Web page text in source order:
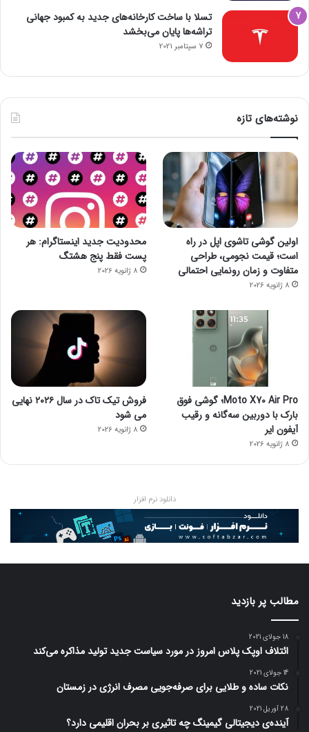
تسلا با ساخت کارخانه‌های جدید به کمبود جهانی
تراشه‌ها پایان می‌بخشد
7 سپتامبر 2021
نوشته‌های تازه
اولین گوشی تاشوی اپل در راه
است؛ قیمت نجومی، طراحی
متفاوت و زمان رونمایی احتمالی
8 ژانویه 2026
محدودیت جدید اینستاگرام: هر
پست فقط پنج هشتگ
8 ژانویه 2026
Moto X70 Air Pro؛ گوشی فوق
بارک با دوربین سه‌گانه و رقیب
آیفون ایر
8 ژانویه 2026
فروش تیک تاک در سال ۲۰۲۶ نهایی
می شود
8 ژانویه 2026
دانلود نرم افزار
مطالب پر بازدید
18 جولای 2021
ائتلاف اوپک پلاس امروز در مورد سیاست جدید تولید مذاکره می‌کند
14 جولای 2021
نکات ساده و طلایی برای صرفه‌جویی مصرف انرژی در زمستان
28 آوریل 2021
آینده‌ی دیجیتالی گیمینگ چه تاثیری بر بحران اقلیمی دارد؟